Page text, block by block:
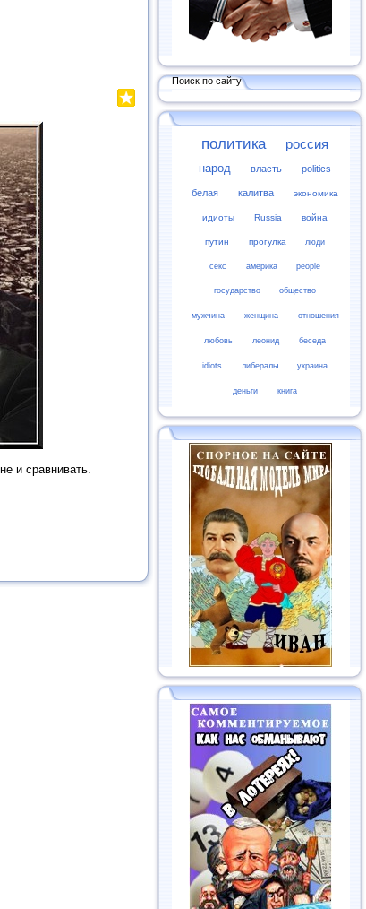
и сравнивать.
Поиск по сайту
политика россия
народ власть politics
белая калитва экономика
идиоты Russia война
путин прогулка люди
секс америка people
государство общество
мужчина женщина отношения
любовь леонид беседа
idiots либералы украина
деньги книга